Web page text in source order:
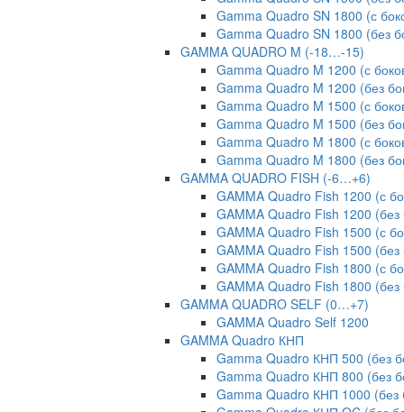
Gamma Quadro SN 1800 (с
Gamma Quadro SN 1800 (без
GAMMA QUADRO M (-18…-15)
Gamma Quadro M 1200 (с
Gamma Quadro M 1200 (без
Gamma Quadro M 1500 (с
Gamma Quadro M 1500 (без
Gamma Quadro M 1800 (с
Gamma Quadro M 1800 (без
GAMMA QUADRO FISH (-6…+6)
GAMMA Quadro Fish 1200 (с
GAMMA Quadro Fish 1200 (без
GAMMA Quadro Fish 1500 (с
GAMMA Quadro Fish 1500 (без
GAMMA Quadro Fish 1800 (с
GAMMA Quadro Fish 1800 (без
GAMMA QUADRO SELF (0…+7)
GAMMA Quadro Self 1200
GAMMA Quadro КНП
Gamma Quadro КНП 500 (без
Gamma Quadro КНП 800 (без
Gamma Quadro КНП 1000 (без